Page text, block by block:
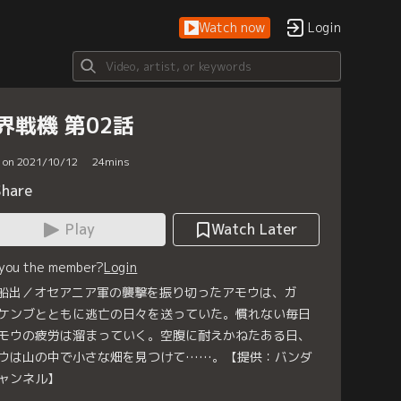
Watch now Login
戦機 第02話
2021/10/12 24mins
Play
Watch Later
the member?Login
出／オセアニア軍の襲撃を振り切ったアモウは、ガ
ンブとともに逃亡の日々を送っていた。慣れない毎日
ウの疲労は溜まっていく。空腹に耐えかねたある日、
は山の中で小さな畑を見つけて……。【提供：バンダ
ンネル】